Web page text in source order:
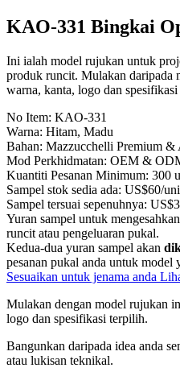
KAO-331 Bingkai
Ini ialah model rujukan untuk
produk runcit. Mulakan daripada
warna, kanta, logo dan
No Item: KAO-331
Warna: Hitam, Madu
Bahan: Mazzucchelli Premium &
Mod Perkhidmatan: OEM &
Kuantiti Pesanan Minimum: 300
Sampel stok sedia ada: US$60/
Sampel tersuai sepenuhnya:
Yuran sampel untuk
runcit atau pengeluaran pukal.
Kedua-dua yuran sampel akan
pesanan pukal anda untuk model
Sesuaikan untuk jenama anda
Mulakan dengan model rujukan
logo dan spesifikasi terpilih.
Bangunkan daripada idea anda
atau lukisan teknikal.